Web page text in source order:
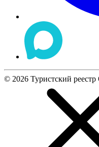
© 2026 Туристский